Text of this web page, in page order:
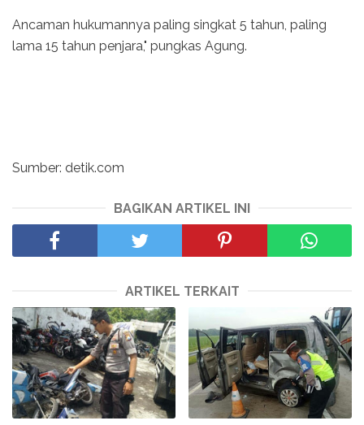
Ancaman hukumannya paling singkat 5 tahun, paling
lama 15 tahun penjara," pungkas Agung.
Sumber: detik.com
BAGIKAN ARTIKEL INI
ARTIKEL TERKAIT